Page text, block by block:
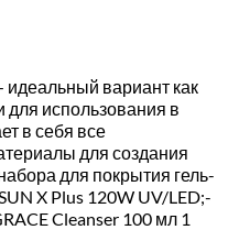
вариант как
для использования в
в себя все
для создания
для покрытия гель-
X Plus 120W UV/LED;-
Cleanser 100 мл 1